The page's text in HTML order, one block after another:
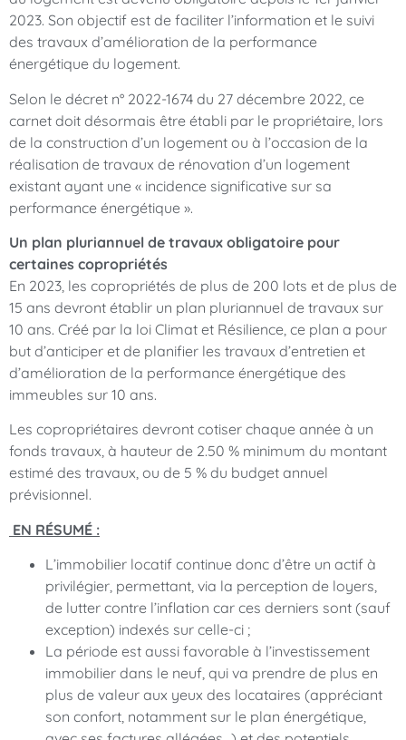
2023. Son objectif est de faciliter l’information et le suivi
des travaux d’amélioration de la performance
énergétique du logement.
Selon le décret n° 2022-1674 du 27 décembre 2022, ce
carnet doit désormais être établi par le propriétaire, lors
de la construction d’un logement ou à l’occasion de la
réalisation de travaux de rénovation d’un logement
existant ayant une « incidence significative sur sa
performance énergétique ».
Un plan pluriannuel de travaux obligatoire pour
certaines copropriétés
En 2023, les copropriétés de plus de 200 lots et de plus de
15 ans devront établir un plan pluriannuel de travaux sur
10 ans. Créé par la loi Climat et Résilience, ce plan a pour
but d’anticiper et de planifier les travaux d’entretien et
d’amélioration de la performance énergétique des
immeubles sur 10 ans.
Les copropriétaires devront cotiser chaque année à un
fonds travaux, à hauteur de 2.50 % minimum du montant
estimé des travaux, ou de 5 % du budget annuel
prévisionnel.
EN RÉSUMÉ :
L’immobilier locatif continue donc d’être un actif à
privilégier, permettant, via la perception de loyers,
de lutter contre l’inflation car ces derniers sont (sauf
exception) indexés sur celle-ci ;
La période est aussi favorable à l’investissement
immobilier dans le neuf, qui va prendre de plus en
plus de valeur aux yeux des locataires (appréciant
son confort, notamment sur le plan énergétique,